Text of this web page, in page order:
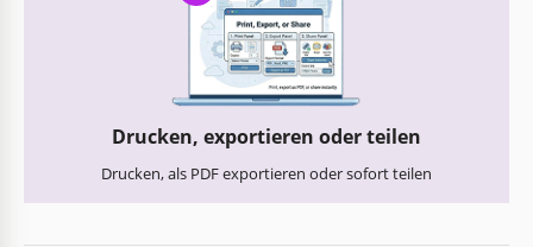
Drucken, exportieren oder teilen
Drucken, als PDF exportieren oder sofort teilen